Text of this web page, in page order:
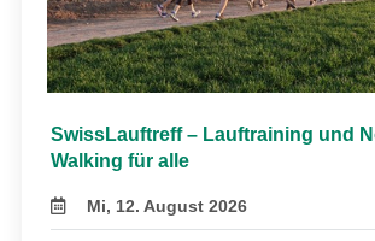
SwissLauftreff – Lauftraining und
Walking für alle
Mi, 12. August 2026